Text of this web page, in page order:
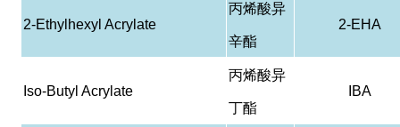
2-Ethylhexyl Acrylate
丙烯酸异
辛酯
2-EHA
Iso-Butyl Acrylate
丙烯酸异
丁酯
IBA